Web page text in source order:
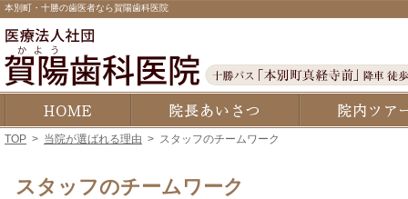
スタッフのチームワーク
本別町・十勝の歯医者なら賀陽歯科医院
TOP > 当院が選ばれる理由 > スタッフのチームワーク